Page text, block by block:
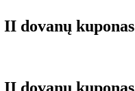
II dovanų kuponas